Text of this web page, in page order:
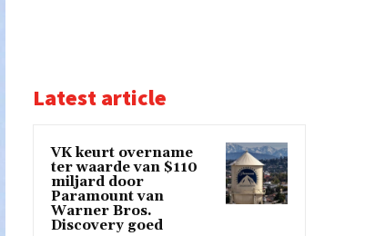
Latest article
VK keurt overname
ter waarde van $110
miljard door
Paramount van
Warner Bros.
Discovery goed